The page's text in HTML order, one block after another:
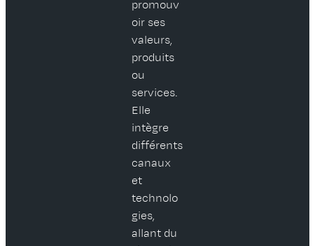
promouv
oir ses
valeurs,
produits
ou
services.
Elle
intègre
différents
canaux
et
technolo
gies,
allant du